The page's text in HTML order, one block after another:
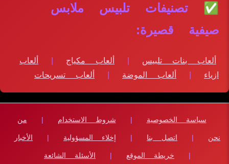
✅ تصنيفات تلبيس ملابس
صيفية قصيرة:
ألعاب بنات تلبيس | ألعاب مكياج |
ألعاب
ازياء
| ألعاب الموضة | ألعاب تسريحات
سياسة الخصوصية | شروط الاستخدام | من
نحن | اتصل بنا | إخلاء المسؤولية | الأخبار
| خريطة الموقع | الأسئلة الشائعة